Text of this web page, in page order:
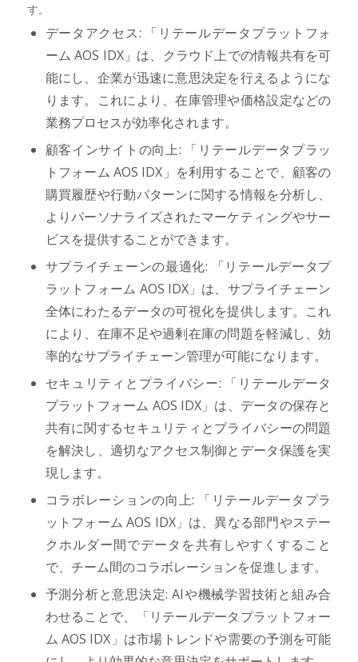
す。
データアクセス: 「リテールデータプラットフォ
ーム AOS IDX」は、クラウド上での情報共有を可
能にし、企業が迅速に意思決定を行えるようにな
ります。これにより、在庫管理や価格設定などの
業務プロセスが効率化されます。
顧客インサイトの向上: 「リテールデータプラッ
トフォーム AOS IDX」を利用することで、顧客の
購買履歴や行動パターンに関する情報を分析し、
よりパーソナライズされたマーケティングやサー
ビスを提供することができます。
サプライチェーンの最適化: 「リテールデータプ
ラットフォーム AOS IDX」は、サプライチェーン
全体にわたるデータの可視化を提供します。これ
により、在庫不足や過剰在庫の問題を軽減し、効
率的なサプライチェーン管理が可能になります。
セキュリティとプライバシー: 「リテールデータ
プラットフォーム AOS IDX」は、データの保存と
共有に関するセキュリティとプライバシーの問題
を解決し、適切なアクセス制御とデータ保護を実
現します。
コラボレーションの向上: 「リテールデータプラ
ットフォーム AOS IDX」は、異なる部門やステー
クホルダー間でデータを共有しやすくすること
で、チーム間のコラボレーションを促進します。
予測分析と意思決定: AIや機械学習技術と組み合
わせることで、「リテールデータプラットフォー
ム AOS IDX」は市場トレンドや需要の予測を可能